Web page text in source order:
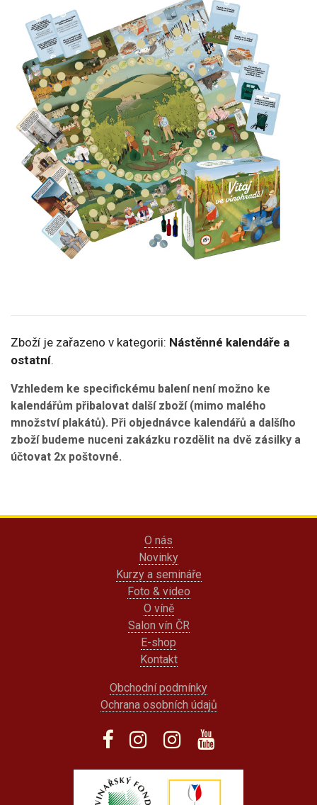
Zboží je zařazeno v kategorii: Nástěnné kalendáře a
ostatní.
Vzhledem ke specifickému balení není možno ke
kalendářům přibalovat další zboží (mimo malého
množství plakátů). Při objednávce kalendářů a dalšího
zboží budeme nuceni zakázku rozdělit na dvě zásilky a
účtovat 2x poštovné.
O nás
Novinky
Kurzy a semináře
Foto & video
O víně
Salon vín ČR
E-shop
Kontakt
Obchodní podmínky
Ochrana osobních údajů